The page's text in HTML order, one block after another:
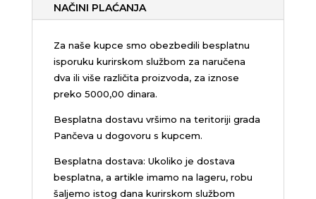
NAČINI PLAĆANJA
Za naše kupce smo obezbedili besplatnu
isporuku kurirskom službom za naručena
dva ili više različita proizvoda, za iznose
preko 5000,00 dinara.
Besplatna dostavu vršimo na teritoriji grada
Pančeva u dogovoru s kupcem.
Besplatna dostava: Ukoliko je dostava
besplatna, a artikle imamo na lageru, robu
šaljemo istog dana kurirskom službom